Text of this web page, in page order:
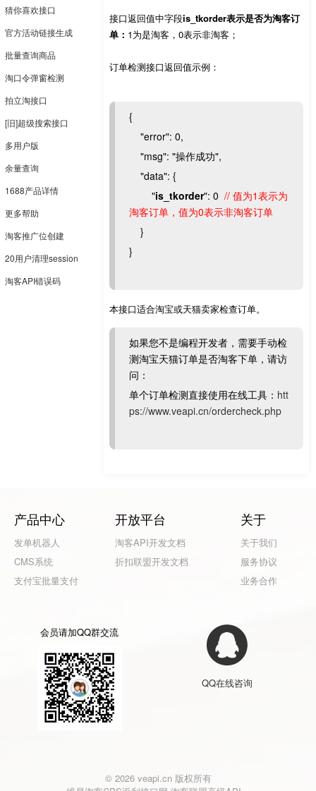
猜你喜欢接口
官方活动链接生成
批量查询商品
淘口令弹窗检测
拍立淘接口
[旧]超级搜索接口
多用户版
余量查询
1688产品详情
更多帮助
淘客推广位创建
20用户清理session
淘客API错误码
接口返回值中字段is_tkorder表示是否为淘客订
单： 1为是淘客，0表示非淘客；
订单检测接口返回值示例：
{
"error": 0,
"msg": "操作成功",
"data": {
"is_tkorder": 0// 值为1表示为
淘客订单，值为0表示非淘客订单
}
}
本接口适合淘宝或天猫卖家检查订单。
如果您不是编程开发者，需要手动检
测淘宝天猫订单是否淘客下单，请访
问：
单个订单检测直接使用在线工具： htt
ps://www.veapi.cn/ordercheck.php
产品中心
发单机器人
CMS系统
支付宝批量支付
开放平台
淘客API开发文档
折扣联盟开发文档
关于
关于我们
服务协议
业务合作
会员请加QQ群交流
QQ在线咨询
© 2026 veapi.cn 版权所有